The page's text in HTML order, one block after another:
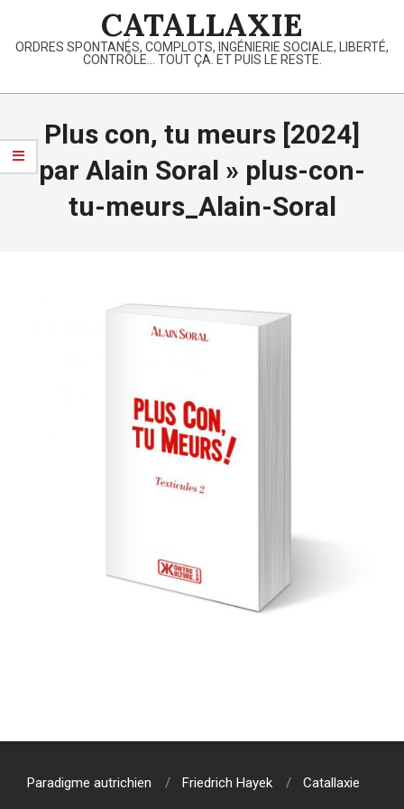
content
CATALLAXIE
ORDRES SPONTANÉS, COMPLOTS, INGÉNIERIE SOCIALE, LIBERTÉ,
CONTRÔLE… TOUT ÇA. ET PUIS LE RESTE.
Primary
Menu
Plus con, tu meurs [2024]
par Alain Soral » plus-con-
tu-meurs_Alain-Soral
12-
Paradigme autrichien
Friedrich Hayek Catallaxie